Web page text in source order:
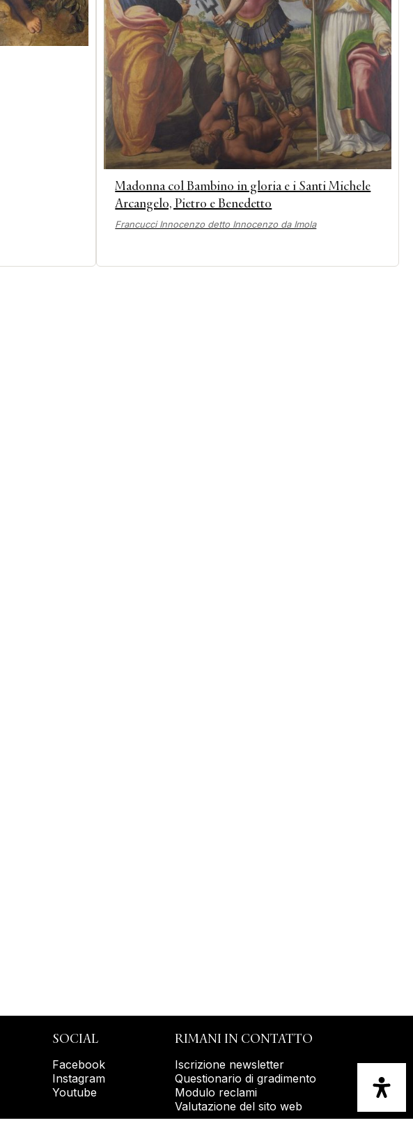
Madonna col Bambino in gloria e i Santi Michele
Arcangelo, Pietro e Benedetto
Francucci Innocenzo detto Innocenzo da Imola
SOCIAL
Facebook
Instagram
Youtube
RIMANI IN CONTATTO
Iscrizione newsletter
Questionario di gradimento
Modulo reclami
Valutazione del sito web